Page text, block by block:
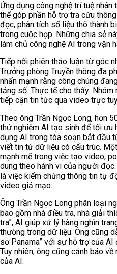
Ứng dụng công nghệ trí tuệ
thể góp phần hỗ trợ tra cứu
đọc, phân tích số liệu thô thành
trong cuộc họp. Những chia sẻ
làm chủ công nghệ AI trong vận
Tiếp nối phiên thảo luận từ góc
Trưởng phòng Truyền thông đa
nhấn mạnh rằng công chúng
tảng số. Thực tế cho thấy:
tiếp cận tin tức qua video trực
Theo ông Trần Ngọc Long, hơn
thử nghiệm AI tạo sinh để tối ưu
dụng AI trong tòa soạn bắt đầu
viết tin từ dữ liệu có cấu trúc.
mạnh mẽ trong việc tạo video,
dung theo hành vi của người
là việc kiểm chứng thông tin tự
video giả mạo.
Ông Trần Ngọc Long phân loại
bao gồm nhà điều tra, nhà giải
tra”, AI giúp xử lý hàng nghìn
thường trong dữ liệu. Ông cũng
sơ Panama” với sự hỗ trợ của
Tuy nhiên, ông cũng cảnh báo
của AI.